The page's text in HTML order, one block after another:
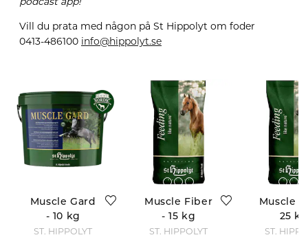
podcast app!
Vill du prata med någon på St Hippolyt om foder
0413-486100 info@hippolyt.se
Muscle Gard
- 10 kg
ST. HIPPOLYT
Muscle Fiber
- 15 kg
ST. HIPPOLYT
Muscle
25 kg
ST.